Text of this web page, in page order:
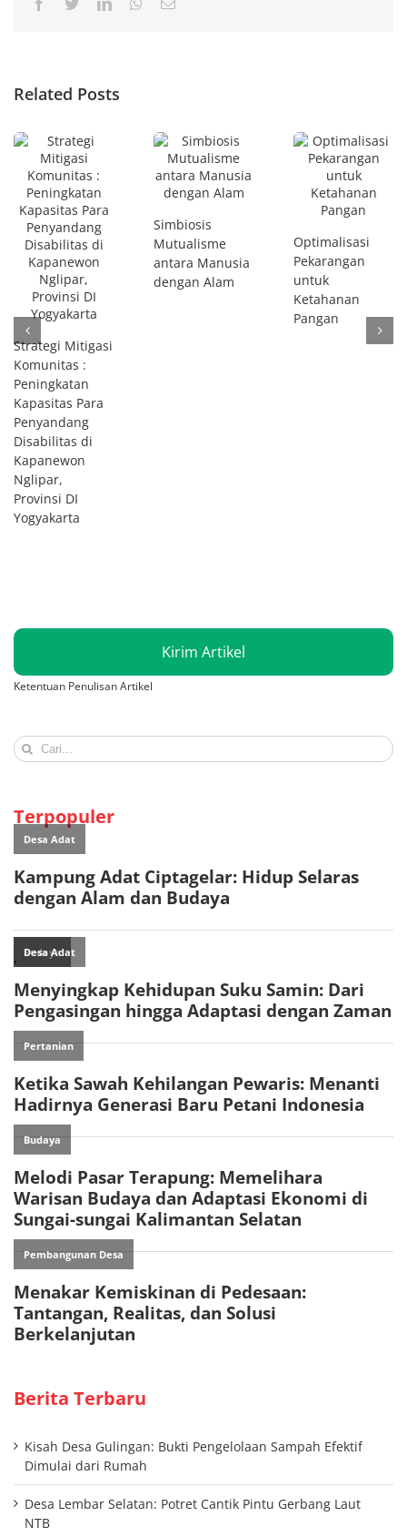
Related Posts
Strategi Mitigasi
Komunitas :
Peningkatan
Kapasitas Para
Penyandang
Disabilitas di
Kapanewon
Nglipar,
Provinsi DI
Yogyakarta
Simbiosis
Mutualisme
antara Manusia
dengan Alam
Optimalisasi
Pekarangan
untuk
Ketahanan
Pangan
Kirim Artikel
Ketentuan Penulisan Artikel
Search
for:
Terpopuler
Berita Terbaru
Kisah Desa Gulingan: Bukti Pengelolaan Sampah Efektif
Dimulai dari Rumah
Desa Lembar Selatan: Potret Cantik Pintu Gerbang Laut
NTB